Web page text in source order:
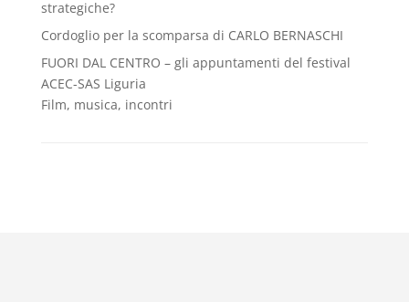
strategiche?
Cordoglio per la scomparsa di CARLO BERNASCHI
FUORI DAL CENTRO – gli appuntamenti del festival
ACEC-SAS Liguria
Film, musica, incontri